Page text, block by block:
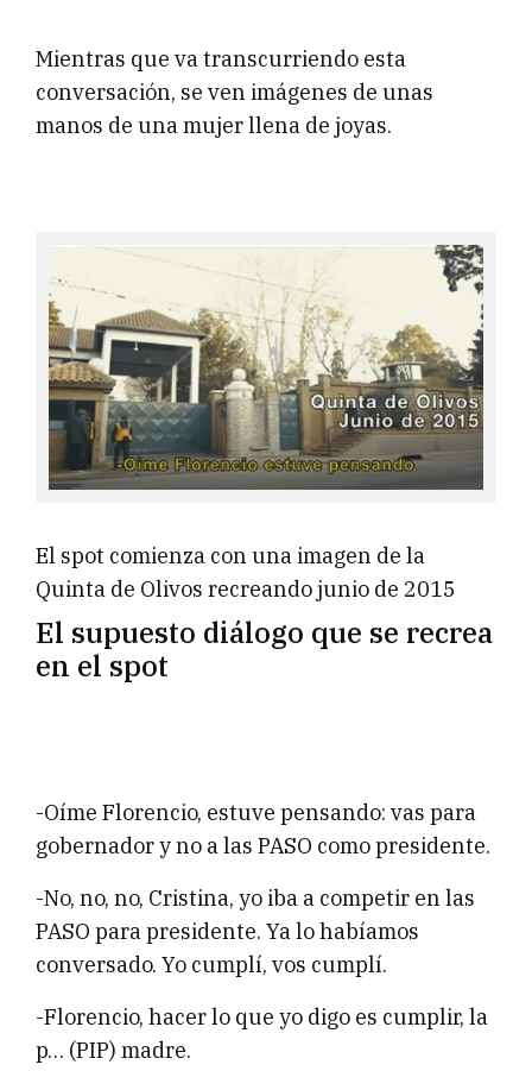
Mientras que va transcurriendo esta
conversación, se ven imágenes de unas
manos de una mujer llena de joyas.
El spot comienza con una imagen de la
Quinta de Olivos recreando junio de 2015
El supuesto diálogo que se recrea
en el spot
-Oíme Florencio, estuve pensando: vas para
gobernador y no a las PASO como presidente.
-No, no, no, Cristina, yo iba a competir en las
PASO para presidente. Ya lo habíamos
conversado. Yo cumplí, vos cumplí.
-Florencio, hacer lo que yo digo es cumplir, la
p… (PIP) madre.